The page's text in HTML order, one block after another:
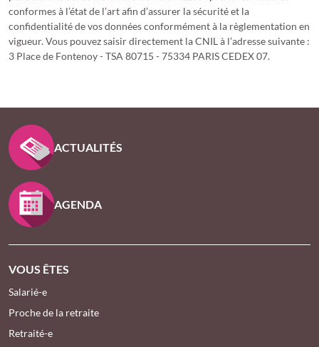
conformes à l’état de l’art afin d’assurer la sécurité et la
confidentialité de vos données conformément à la règlementation en
vigueur. Vous pouvez saisir directement la CNIL à l’adresse suivante :
3 Place de Fontenoy - TSA 80715 - 75334 PARIS CEDEX 07.
PIED DE PAGE KLESIA - ASSUREUR D’INTÉRÊT
ACTUALITÉS
AGENDA
VOUS ÊTES
Salarié-e
Proche de la retraite
Retraité-e